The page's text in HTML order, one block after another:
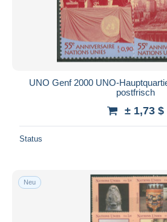
UNO Genf 2000 UNO-
postfrisch
± 1,73 $
Status
Neu